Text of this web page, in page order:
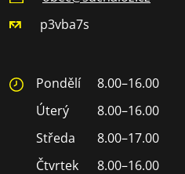
p3vba7s
Pondělí
8.00–16.00
Úterý
8.00–16.00
Středa
8.00–17.00
Čtvrtek
8.00–16.00